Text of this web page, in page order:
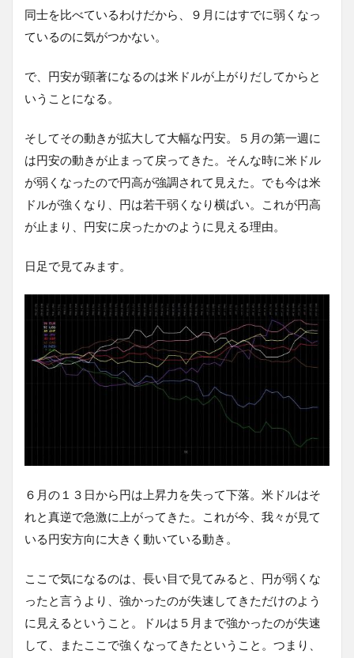
同士を比べているわけだから、９月にはすでに弱くなっ
ているのに気がつかない。
で、円安が顕著になるのは米ドルが上がりだしてからと
いうことになる。
そしてその動きが拡大して大幅な円安。５月の第一週に
は円安の動きが止まって戻ってきた。そんな時に米ドル
が弱くなったので円高が強調されて見えた。でも今は米
ドルが強くなり、円は若干弱くなり横ばい。これが円高
が止まり、円安に戻ったかのように見える理由。
日足で見てみます。
６月の１３日から円は上昇力を失って下落。米ドルはそ
れと真逆で急激に上がってきた。これが今、我々が見て
いる円安方向に大きく動いている動き。
ここで気になるのは、長い目で見てみると、円が弱くな
ったと言うより、強かったのが失速してきただけのよう
に見えるということ。ドルは５月まで強かったのが失速
して、またここで強くなってきたということ。つまり、